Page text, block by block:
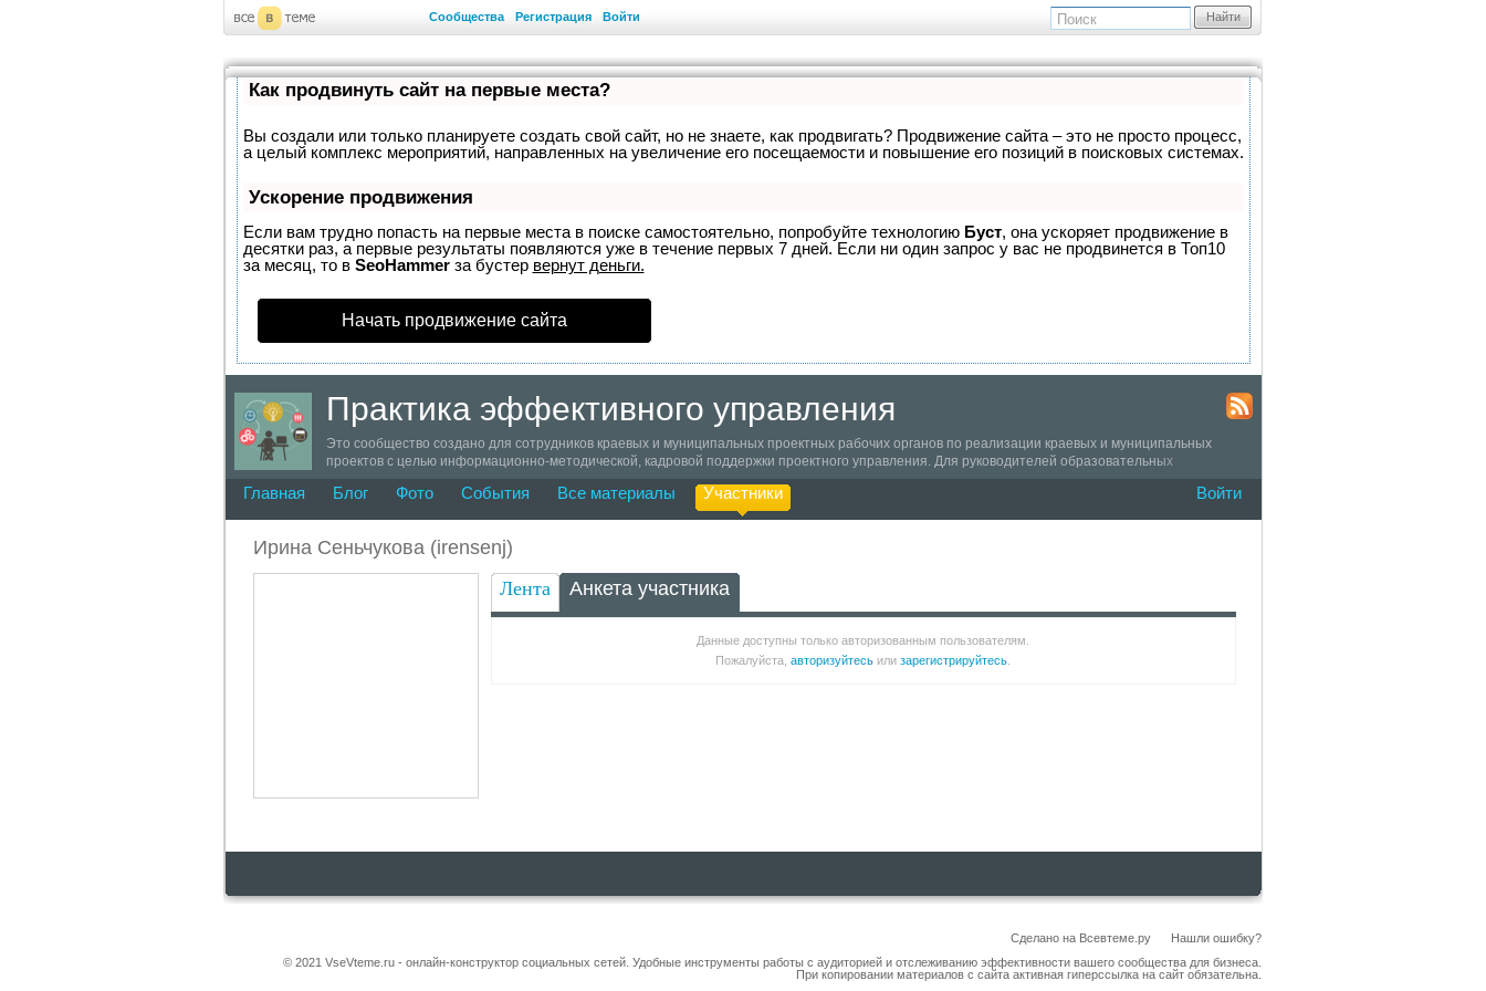
Сообщества Регистрация Войти Найти
Как продвинуть сайт на первые места?
Вы создали или только планируете создать свой сайт, но не знаете, как продвигать? Продвижение сайта – это не просто процесс,
а целый комплекс мероприятий, направленных на увеличение его посещаемости и повышение его позиций в поисковых системах.
Ускорение продвижения
Если вам трудно попасть на первые места в поиске самостоятельно, попробуйте технологию Буст, она ускоряет продвижение в
десятки раз, а первые результаты появляются уже в течение первых 7 дней. Если ни один запрос у вас не продвинется в Топ10
за месяц, то в SeoHammerза бустер вернут деньги.
Начать продвижение сайта
Практика эффективного управления
Это сообщество создано для сотрудников краевых и муниципальных проектных рабочих органов по реализации краевых и муниципальных
проектов с целью информационно-методической, кадровой поддержки проектного управления. Для руководителей образовательных
Главная Блог Фото События Все материалы Участники Войти
Ирина Сеньчукова (irensenj)
Лента
Анкета участника
Данные доступны только авторизованным пользователям.
Пожалуйста, авторизуйтесь или зарегистрируйтесь
Сделано на Всевтеме.ру
Нашли ошибку?
© 2021 VseVteme.ru - онлайн-конструктор социальных сетей. Удобные инструменты работы с аудиторией и отслеживанию эффективности вашего сообщества для бизнеса.
При копировании материалов с сайта активная гиперссылка на сайт обязательна.